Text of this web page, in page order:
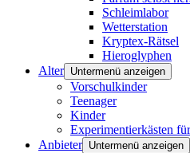
Schleimlabor
Wetterstation
Kryptex-Rätsel
Hieroglyphen
Alter Untermenü anzeigen
Vorschulkinder
Teenager
Kinder
Experimentierkästen
Anbieter Untermenü anzeigen